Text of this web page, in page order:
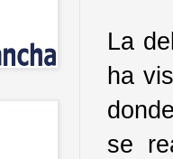
La
ha
se